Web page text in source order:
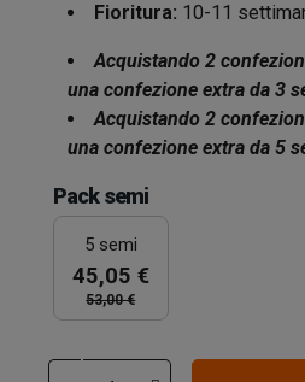
Fioritura: 10-11
Acquistando 2
una confezione extra da 3
Acquistando 2
una confezione extra da 5
Pack semi
5 semi
45,05 €
53,00 €